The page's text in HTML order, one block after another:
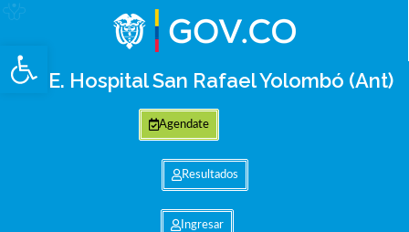
Abrir barra de herramientas
E.S.E. Hospital San Rafael Yolombó (Ant)
Agendate
Resultados
Ingresar